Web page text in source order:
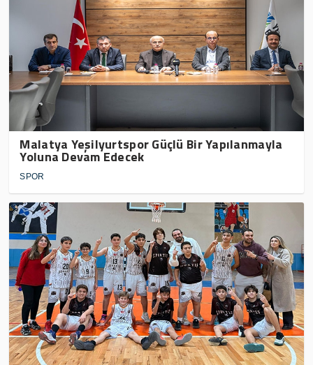
Malatya Yeşilyurtspor Güçlü Bir Yapılanmayla
Yoluna Devam Edecek
SPOR